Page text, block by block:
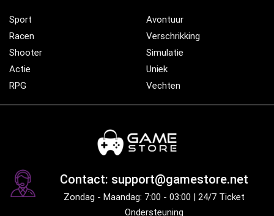
Sport
Racen
Shooter
Actie
RPG
Avontuur
Verschrikking
Simulatie
Uniek
Vechten
Contact: support@gamestore.net
Zondag - Maandag: 7:00 - 03:00 | 24/7 Ticket
Ondersteuning